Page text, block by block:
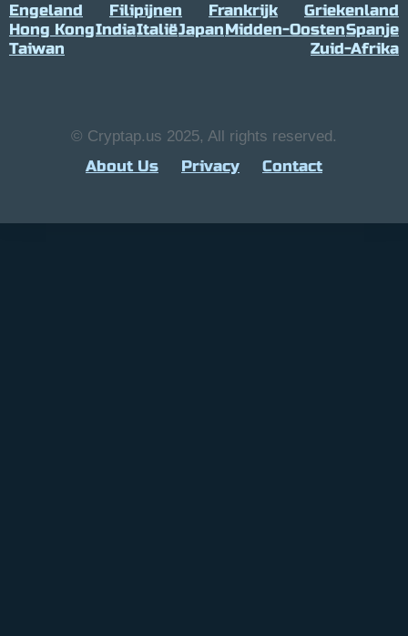
Engeland Filipijnen Frankrijk
Griekenland
Hong KongIndiaItaliëJapanMidden-OostenSpanje
Taiwan
Zuid-Afrika
© Cryptap.us 2025, All rights reserved.
About Us Privacy Contact